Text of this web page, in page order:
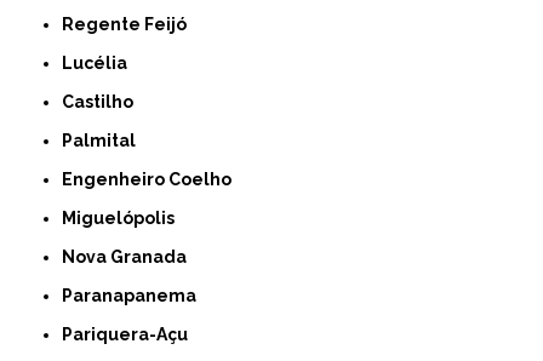
Regente Feijó
Lucélia
Castilho
Palmital
Engenheiro Coelho
Miguelópolis
Nova Granada
Paranapanema
Pariquera-Açu